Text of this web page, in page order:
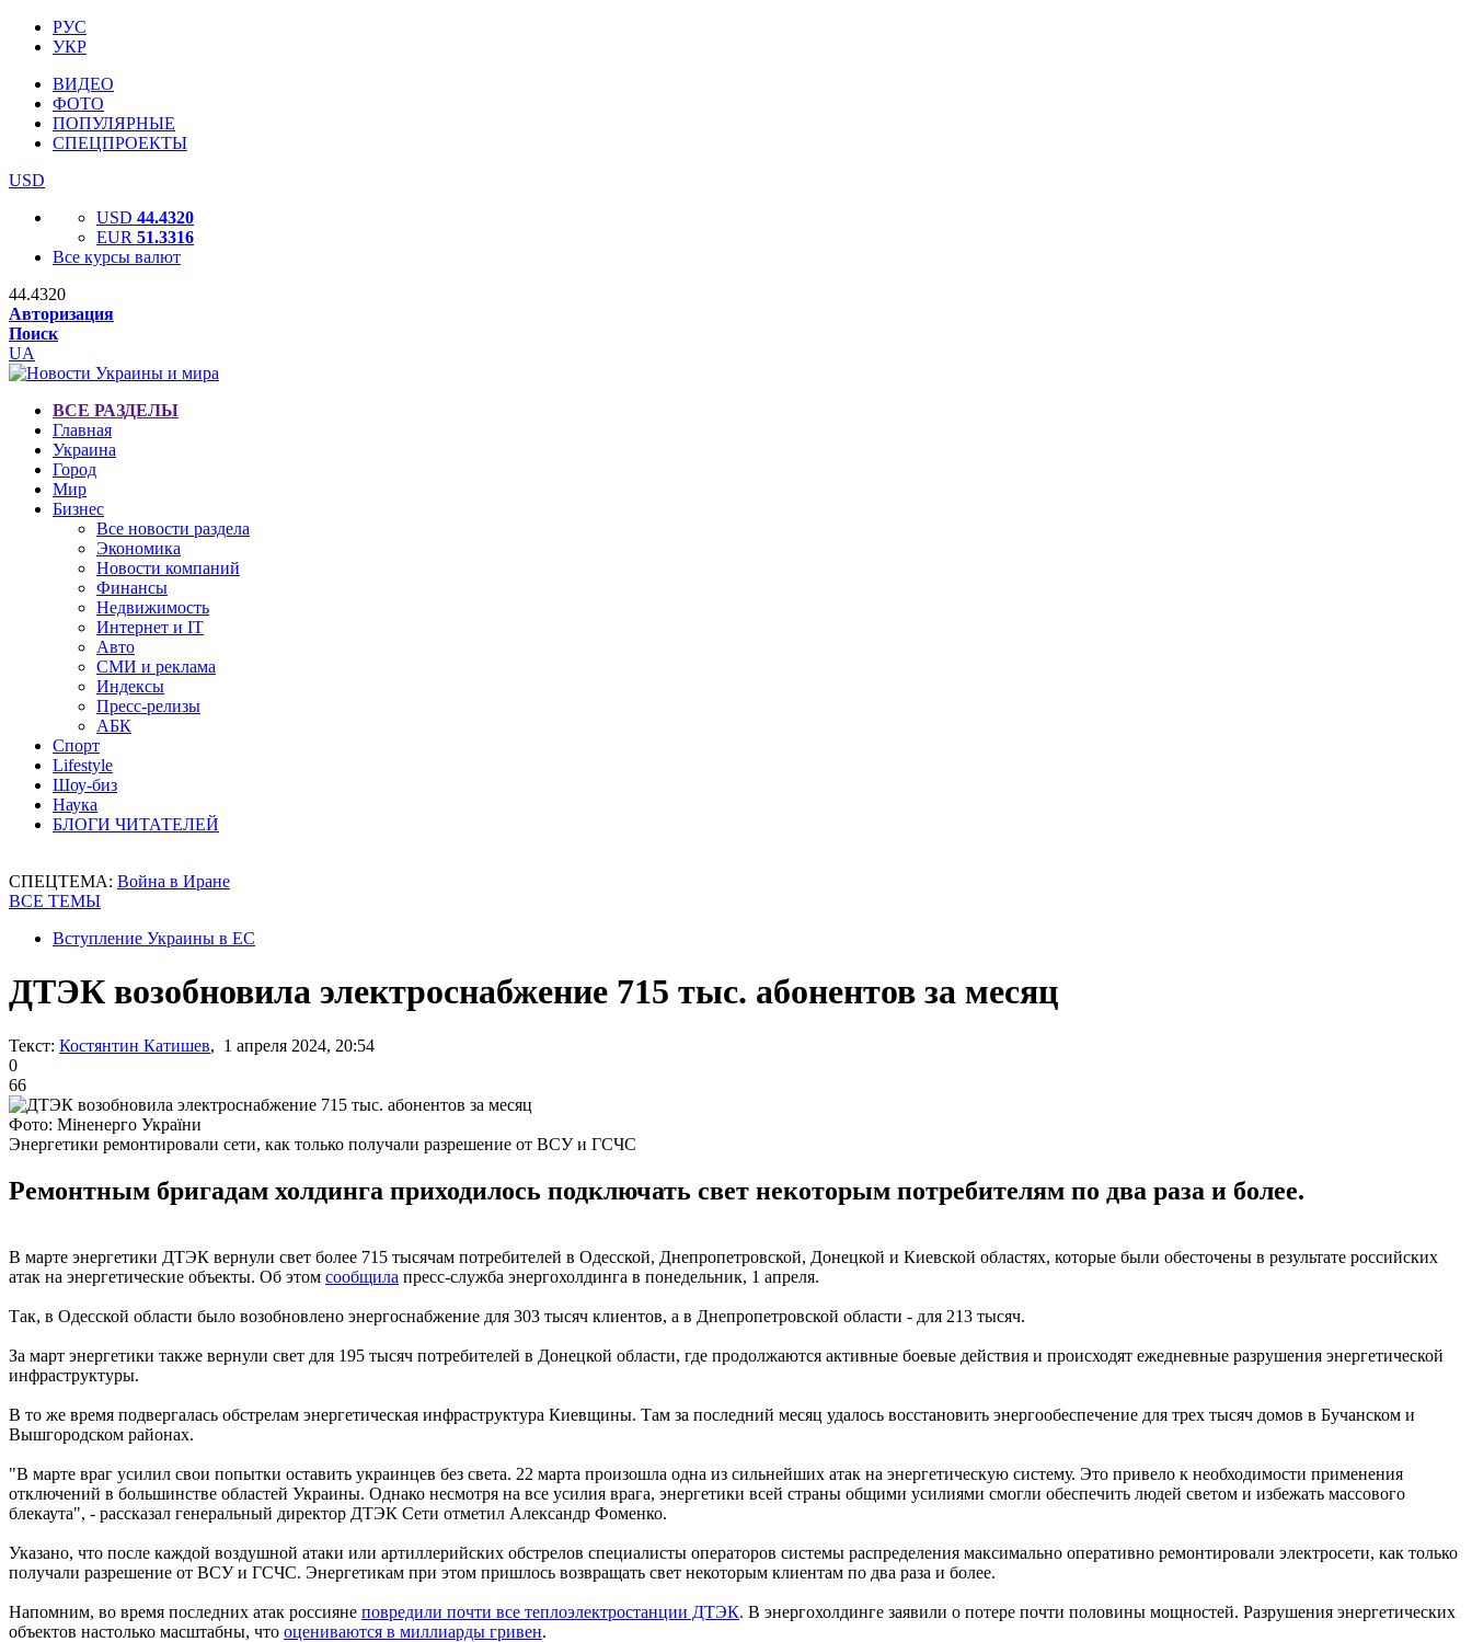
РУС
УКР
ВИДЕО
ФОТО
ПОПУЛЯРНЫЕ
СПЕЦПРОЕКТЫ
USD
USD 44.4320
EUR 51.3316
Все курсы валют
44.4320
Авторизация
Поиск
UA
ВСЕ РАЗДЕЛЫ
Главная
Украина
Город
Мир
Бизнес
Все новости раздела
Экономика
Новости компаний
Финансы
Недвижимость
Интернет и IT
Авто
СМИ и реклама
Индексы
Пресс-релизы
АБК
Спорт
Lifestyle
Шоу-биз
Наука
БЛОГИ ЧИТАТЕЛЕЙ
СПЕЦТЕМА: Война в Иране
ВСЕ ТЕМЫ
Вступление Украины в ЕС
ДТЭК возобновила электроснабжение 715 тыс. абонентов за месяц
Текст: Костянтин Катишев, 1 апреля 2024, 20:54
0
66
Фото: Міненерго України
Энергетики ремонтировали сети, как только получали разрешение от ВСУ и ГСЧС
Ремонтным бригадам холдинга приходилось подключать свет некоторым потребителям по два раза и более.
В марте энергетики ДТЭК вернули свет более 715 тысячам потребителей в Одесской, Днепропетровской, Донецкой и Киевской областях, которые были обесточены в результате российских
атак на энергетические объекты. Об этом сообщила пресс-служба энергохолдинга в понедельник, 1 апреля.
Так, в Одесской области было возобновлено энергоснабжение для 303 тысяч клиентов, а в Днепропетровской области - для 213 тысяч.
За март энергетики также вернули свет для 195 тысяч потребителей в Донецкой области, где продолжаются активные боевые действия и происходят ежедневные разрушения энергетической
инфраструктуры.
В то же время подвергалась обстрелам энергетическая инфраструктура Киевщины. Там за последний месяц удалось восстановить энергообеспечение для трех тысяч домов в Бучанском и
Вышгородском районах.
"В марте враг усилил свои попытки оставить украинцев без света. 22 марта произошла одна из сильнейших атак на энергетическую систему. Это привело к необходимости применения
отключений в большинстве областей Украины. Однако несмотря на все усилия врага, энергетики всей страны общими усилиями смогли обеспечить людей светом и избежать массового
блекаута", - рассказал генеральный директор ДТЭК Сети отметил Александр Фоменко.
Указано, что после каждой воздушной атаки или артиллерийских обстрелов специалисты операторов системы распределения максимально оперативно ремонтировали электросети, как только
получали разрешение от ВСУ и ГСЧС. Энергетикам при этом пришлось возвращать свет некоторым клиентам по два раза и более.
Напомним, во время последних атак россияне повредили почти все теплоэлектростанции ДТЭК. В энергохолдинге заявили о потере почти половины мощностей. Разрушения энергетических
объектов настолько масштабны, что оцениваются в миллиарды гривен.